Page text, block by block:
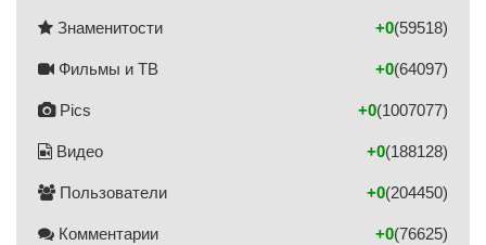
Знаменитости (59518)
+0
Фильмы и ТВ (64097)
+0
Pics (1007077)
+0
Видео (188128)
+0
Пользователи (204450)
+0
Комментарии (76625)
+0